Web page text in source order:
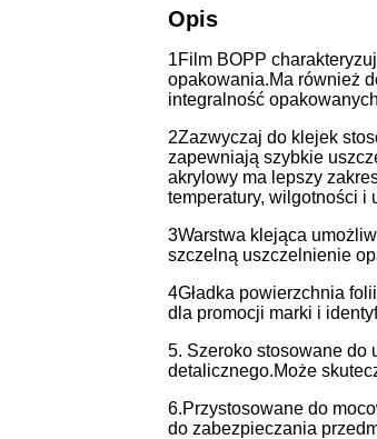
Opis
1Film BOPP
opakowania.Ma również
integralność
2Zazwyczaj do klejek
zapewniają szybkie
akrylowy ma lepszy
temperatury, wilgotności i
3Warstwa klejąca
szczelną uszczelnienie
4Gładka powierzchnia
dla promocji marki i
5. Szeroko stosowane do
detalicznego.Może
6.Przystosowane do
do zabezpieczania